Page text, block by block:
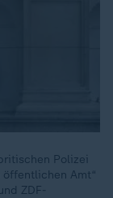
Polizei
Amt“
ZDF-